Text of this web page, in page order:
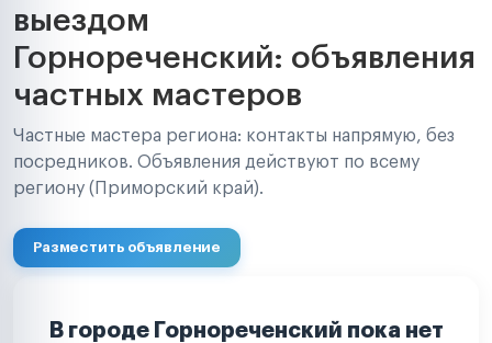
выездом
Горнореченский: объявления
частных мастеров
Частные мастера региона: контакты напрямую, без
посредников. Объявления действуют по всему
региону (Приморский край).
Разместить объявление
В городе Горнореченский пока нет